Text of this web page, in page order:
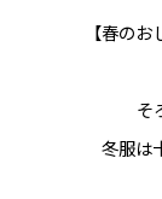
【春の
そ
冬服は